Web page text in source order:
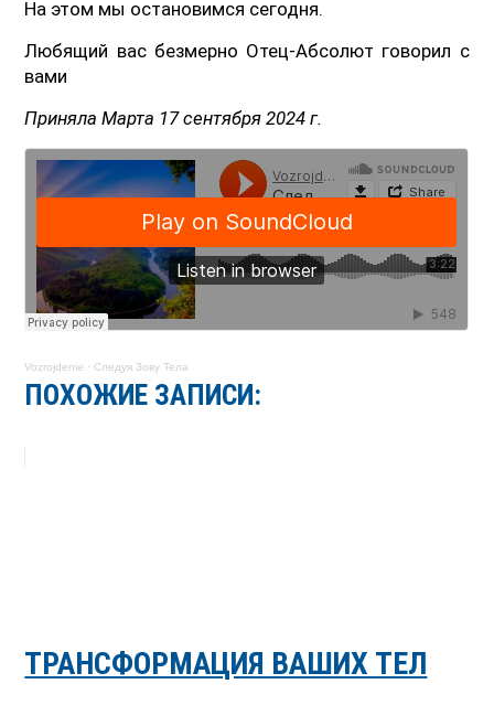
На этом мы остановимся сегодня.
Любящий вас безмерно Отец-Абсолют говорил с
вами
Приняла Марта 17 сентября 2024 г.
Vozrojdenie · Следуя Зову Тела
ПОХОЖИЕ ЗАПИСИ:
ТРАНСФОРМАЦИЯ ВАШИХ ТЕЛ